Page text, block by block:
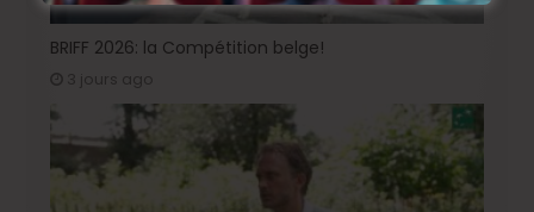
BRIFF 2026: la Compétition belge!
3 jours ago